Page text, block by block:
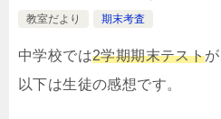
教室だより
期末考査
中学校では2学期期末テスト
以下は生徒の感想です。